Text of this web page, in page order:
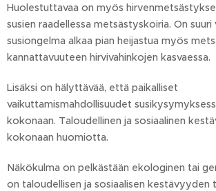
Huolestuttavaa on myös
susien raadellessa metsästyskoiria. On suuri
susiongelma alkaa pian heijastua myös
kannattavuuteen hirvivahinkojen kasvaessa.
Lisäksi on hälyttävää, että paikalliset
vaikuttamismahdollisuudet
kokonaan. Taloudellinen ja sosiaalinen
kokonaan huomiotta.
Näkökulma on pelkästään ekologinen tai
on taloudellisen ja sosiaalisen kestävyyden